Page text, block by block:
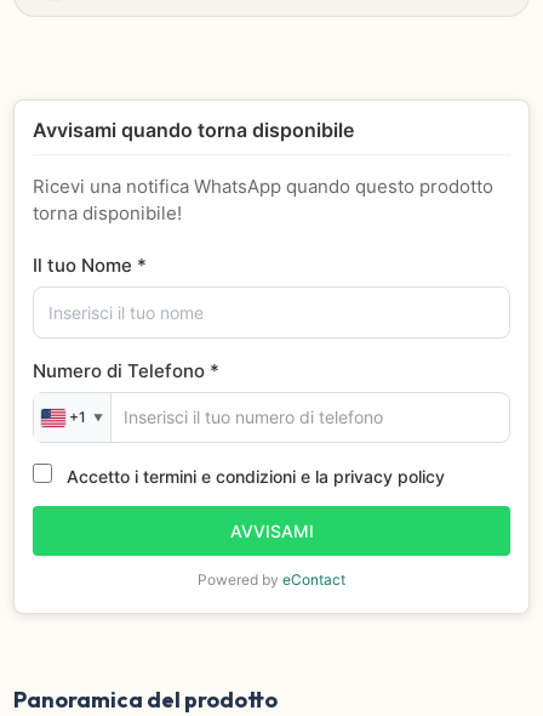
Avvisami quando torna disponibile
Ricevi una notifica WhatsApp quando questo prodotto
torna disponibile!
Il tuo Nome *
Numero di Telefono *
+1 ▼
Accetto i termini e condizioni e la privacy policy
AVVISAMI
Powered by eContact
Panoramica del prodotto